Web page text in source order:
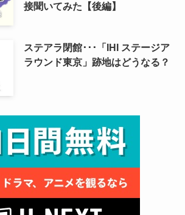
接聞いてみた【後編】
ステアラ閉館･･･「IHI ステージア
ラウンド東京」跡地はどうなる？